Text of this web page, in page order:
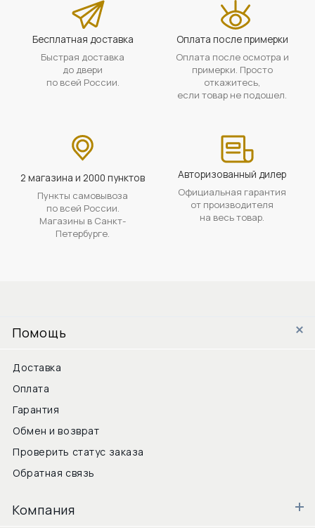
Бесплатная доставка
Быстрая доставка
до двери
по всей России.
Оплата после примерки
Оплата после осмотра и
примерки. Просто
откажитесь,
если товар не подошел.
2 магазина и 2000 пунктов
Пункты самовывоза
по всей России.
Магазины в Санкт-
Петербурге.
Авторизованный дилер
Официальная гарантия
от производителя
на весь товар.
Помощь
Доставка
Оплата
Гарантия
Обмен и возврат
Проверить статус заказа
Обратная связь
Компания